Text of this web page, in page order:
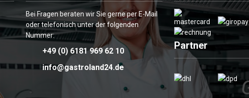
Bei Fragen beraten wir Sie gerne per E-Mail
oder telefonisch unter der folgenden
Nummer:
+49 (0) 6181 969 62 10
info@gastroland24.de
Partner